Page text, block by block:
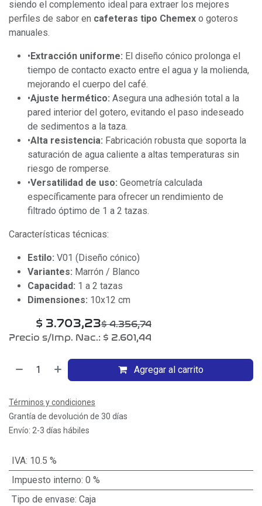
siendo el complemento ideal para extraer los mejores
perfiles de sabor en cafeteras tipo Chemex o goteros
manuales.
•Extracción uniforme: El diseño cónico prolonga el
tiempo de contacto exacto entre el agua y la molienda,
mejorando el cuerpo del café.
•Ajuste hermético: Asegura una adhesión total a la
pared interior del gotero, evitando el paso indeseado
de sedimentos a la taza.
•Alta resistencia: Fabricación robusta que soporta la
saturación de agua caliente a altas temperaturas sin
riesgo de romperse.
•Versatilidad de uso: Geometría calculada
específicamente para ofrecer un rendimiento de
filtrado óptimo de 1 a 2 tazas.
Características técnicas:
Estilo: V01 (Diseño cónico)
Variantes: Marrón / Blanco
Capacidad: 1 a 2 tazas
Dimensiones: 10x12 cm
$ 3.703,23$4.356,74
Precio s/Imp. Nac.: $ 2.601,44
Agregar al carrito
Términos y condiciones
Grantía de devolución de 30 días
Envío: 2-3 días hábiles
IVA: 10.5 %
Impuesto interno: 0 %
Tipo de envase: Caja